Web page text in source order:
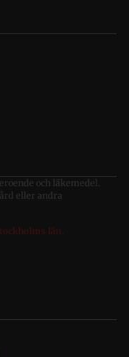
och läkemedel.
eller andra
län.